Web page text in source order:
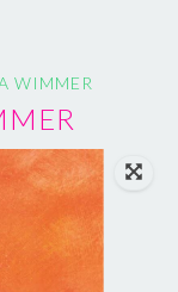
WIMMER